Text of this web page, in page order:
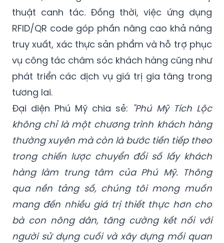
thuật canh tác. Đồng thời, việc ứng dụng
RFID/QR code góp phần nâng cao khả năng
truy xuất, xác thực sản phẩm và hỗ trợ phục
vụ công tác chăm sóc khách hàng cũng như
phát triển các dịch vụ giá trị gia tăng trong
tương lai.
Đại diện Phú Mỹ chia sẻ: "Phú Mỹ Tích Lộc
không chỉ là một chương trình khách hàng
thường xuyên mà còn là bước tiến tiếp theo
trong chiến lược chuyển đổi số lấy khách
hàng làm trung tâm của Phú Mỹ. Thông
qua nền tảng số, chúng tôi mong muốn
mang đến nhiều giá trị thiết thực hơn cho
bà con nông dân, tăng cường kết nối với
người sử dụng cuối và xây dựng mối quan